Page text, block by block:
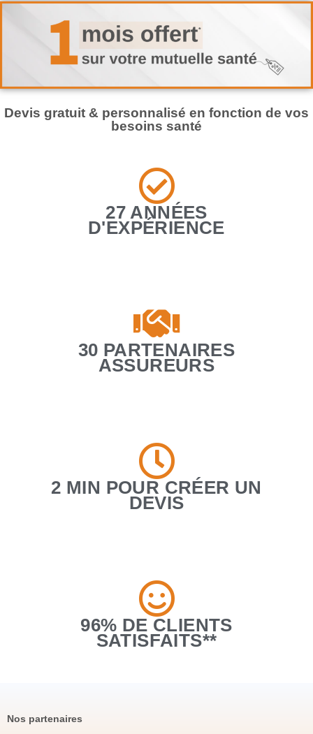
Devis gratuit & personnalisé en fonction de vos
besoins santé
27 ANNÉES
D'EXPÉRIENCE
30 PARTENAIRES
ASSUREURS
2 MIN POUR CRÉER UN
DEVIS
96% DE CLIENTS
SATISFAITS**
Nos partenaires